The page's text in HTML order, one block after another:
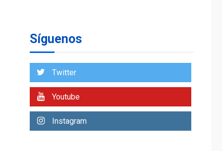
1
fuera de Bogotá
2
ÚLTIMA HORA
monitorear proceso
Venezuela
Síguenos
Twitter
Youtube
Instagram